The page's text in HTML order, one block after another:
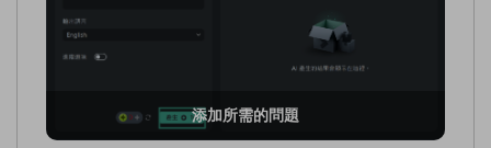
添加所需的問題